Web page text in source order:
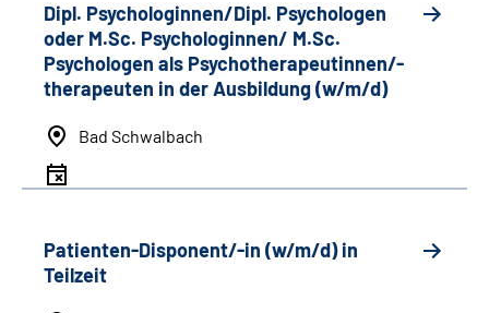
Dipl. Psychologinnen/Dipl. Psychologen
oder M.Sc. Psychologinnen/ M.Sc.
Psychologen als Psychotherapeutinnen/-
therapeuten in der Ausbildung (w/m/d)
Bad Schwalbach
Patienten-Disponent/-in (w/m/d) in
Teilzeit